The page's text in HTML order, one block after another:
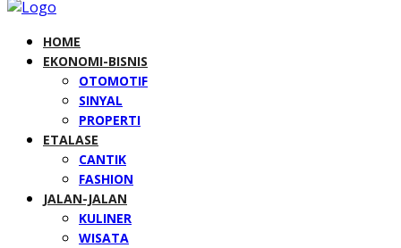
HOME
EKONOMI-BISNIS
OTOMOTIF
SINYAL
PROPERTI
ETALASE
CANTIK
FASHION
JALAN-JALAN
KULINER
WISATA